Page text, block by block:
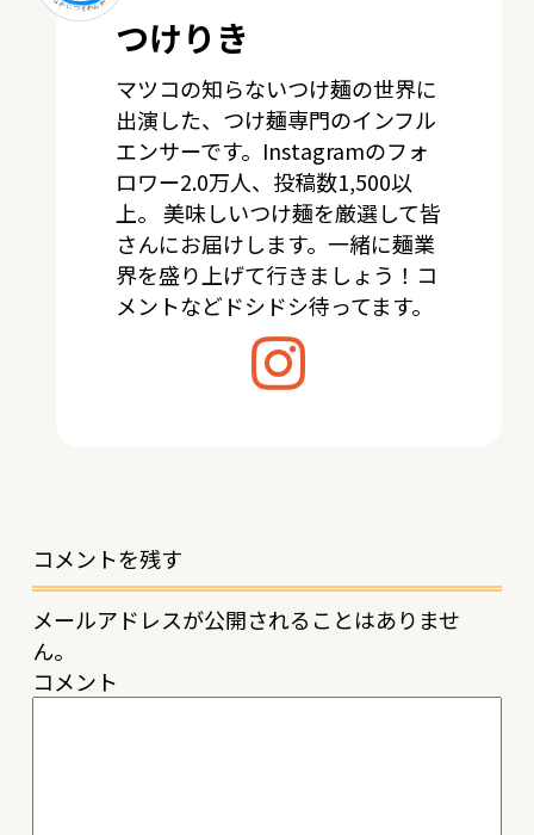
つけりき
マツコの知らないつけ麺の世界に
出演した、つけ麺専門のインフル
エンサーです。Instagramのフォ
ロワー2.0万人、投稿数1,500以
上。 美味しいつけ麺を厳選して皆
さんにお届けします。一緒に麺業
界を盛り上げて行きましょう！コ
メントなどドシドシ待ってます。
コメントを残す
メールアドレスが公開されることはありませ
ん。
コメント